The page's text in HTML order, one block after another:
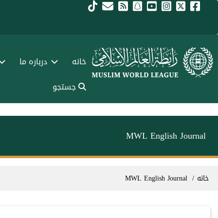
رفتن به محتوای اصلی
Main navigation Farsi خانه درباره ما
جستجو
MWL English Journal
مسیر راهنما
خانه MWL English Journal